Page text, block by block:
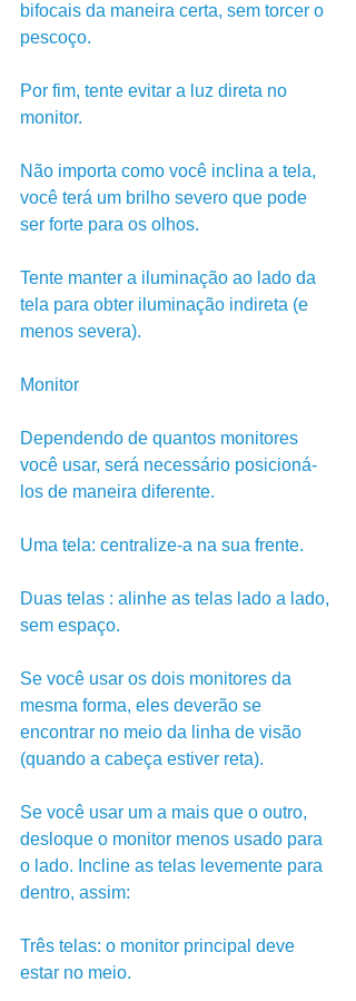
bifocais da maneira certa, sem torcer o
pescoço.
Por fim, tente evitar a luz direta no
monitor.
Não importa como você inclina a tela,
você terá um brilho severo que pode
ser forte para os olhos.
Tente manter a iluminação ao lado da
tela para obter iluminação indireta (e
menos severa).
Monitor
Dependendo de quantos monitores
você usar, será necessário posicioná-
los de maneira diferente.
Uma tela: centralize-a na sua frente.
Duas telas : alinhe as telas lado a lado,
sem espaço.
Se você usar os dois monitores da
mesma forma, eles deverão se
encontrar no meio da linha de visão
(quando a cabeça estiver reta).
Se você usar um a mais que o outro,
desloque o monitor menos usado para
o lado. Incline as telas levemente para
dentro, assim:
Três telas: o monitor principal deve
estar no meio.